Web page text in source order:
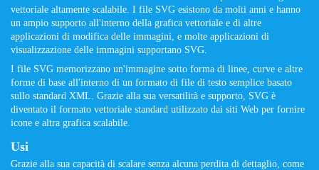
vettoriale altamente scalabile. I file SVG esistono da molti anni e hanno
un ampio supporto all'interno della grafica vettoriale e di altre
applicazioni di modifica delle immagini, e molte applicazioni di
visualizzazione delle immagini supportano SVG.
I file SVG memorizzano un'immagine sotto forma di linee, curve e altre
forme di base all'interno di un formato di file di testo semplice basato
sullo standard XML. Grazie alla sua versatilità e supporto, SVG è
diventato il formato vettoriale standard utilizzato dai siti Web per fornire
icone e altra grafica scalabile.
Usi
Grazie alla sua capacità di scalare senza alcuna perdita di dettaglio, come